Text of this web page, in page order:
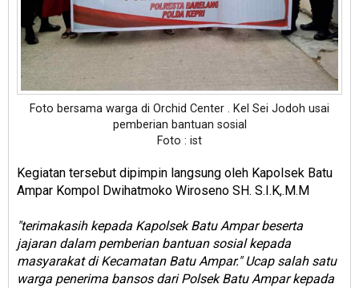
Foto bersama warga di Orchid Center . Kel Sei Jodoh usai
pemberian bantuan sosial
Foto : ist
Kegiatan tersebut dipimpin langsung oleh Kapolsek Batu
Ampar Kompol Dwihatmoko Wiroseno SH. S.I.K,.M.M
"terimakasih kepada Kapolsek Batu Ampar beserta
jajaran dalam pemberian bantuan sosial kepada
masyarakat di Kecamatan Batu Ampar." Ucap salah satu
warga penerima bansos dari Polsek Batu Ampar kepada